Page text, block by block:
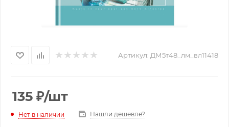
Артикул: ДМ5т48_лм_вл11418
135 ₽/шт
Нет в наличии Нашли дешевле?